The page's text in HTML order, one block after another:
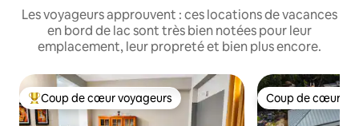
Les voyageurs approuvent : ces locations de vacances
en bord de lac sont très bien notées pour leur
emplacement, leur propreté et bien plus encore.
Coups de cœur voyageurs les plus appréciés
Coup de cœur voyageurs Coup de cœur
Coup de cœur